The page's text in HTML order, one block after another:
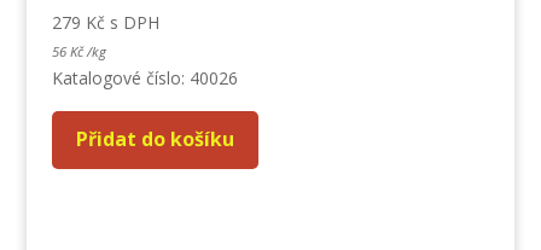
279 Kč s DPH
56 Kč /kg
Katalogové číslo: 40026
Přidat do košíku